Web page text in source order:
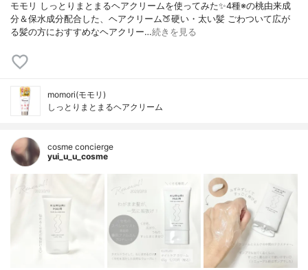
モモリ しっとりまとまるヘアクリームを使ってみた✨4種※の桃由来成
分＆保水成分配合した、ヘアクリーム🍑硬い・太い髪 ごわついて広が
る髪の方におすすめなヘアクリー…続きを見る
momori(モモリ)
しっとりまとまるヘアクリーム
cosme concierge
yui_u_u_cosme